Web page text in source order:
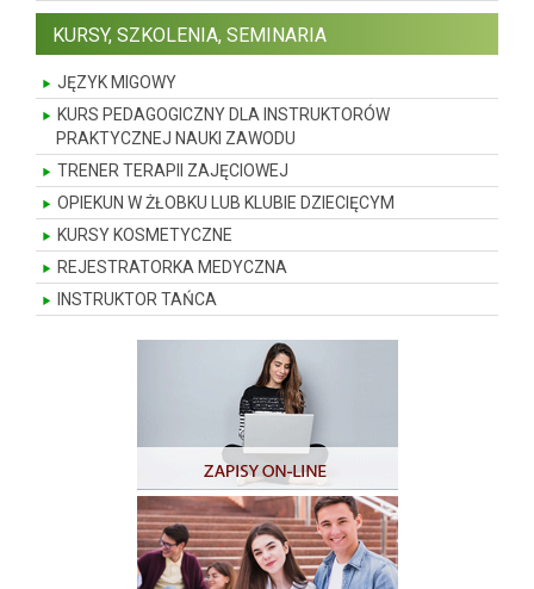
KURSY, SZKOLENIA, SEMINARIA
JĘZYK MIGOWY
KURS PEDAGOGICZNY DLA INSTRUKTORÓW
PRAKTYCZNEJ NAUKI ZAWODU
TRENER TERAPII ZAJĘCIOWEJ
OPIEKUN W ŻŁOBKU LUB KLUBIE DZIECIĘCYM
KURSY KOSMETYCZNE
REJESTRATORKA MEDYCZNA
INSTRUKTOR TAŃCA